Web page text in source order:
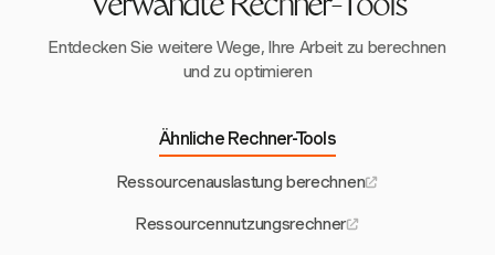
Verwandte Rechner-Tools
Entdecken Sie weitere Wege, Ihre Arbeit zu berechnen
und zu optimieren
Ähnliche Rechner-Tools
Ressourcenauslastung berechnen
Ressourcennutzungsrechner